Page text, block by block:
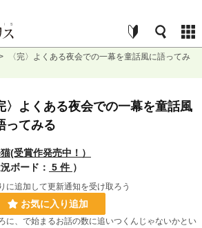
〈完〉よくある夜会での一幕を童話風に語ってみ
〉よくある夜会での一幕を童話風
ってみる
(受賞作発売中！）
況ボード： 5 件 ）
に追加して更新通知を受け取ろう
お気に入り追加
に、で始まるお話の数に追いつくんじゃないかとい